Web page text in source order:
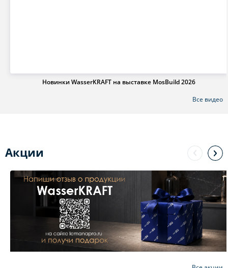
Новинки WasserKRAFT на выставке MosBuild 2026
Все видео
Акции